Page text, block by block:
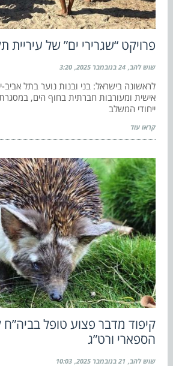
פרויקט “שגרירי ים” של עיריית
שוש להב 24 בנובמבר 2025 3:20
לראשונה בישראל: בני ובנות נוער בתל
אישית ומעורבות חברתית בחוף הים,
ייחודי המשלב
קראו עוד
קיפוד מדבר פצוע טופל
הספארי ורט”ג
שוש להב 21 בנובמבר 2025 10:03